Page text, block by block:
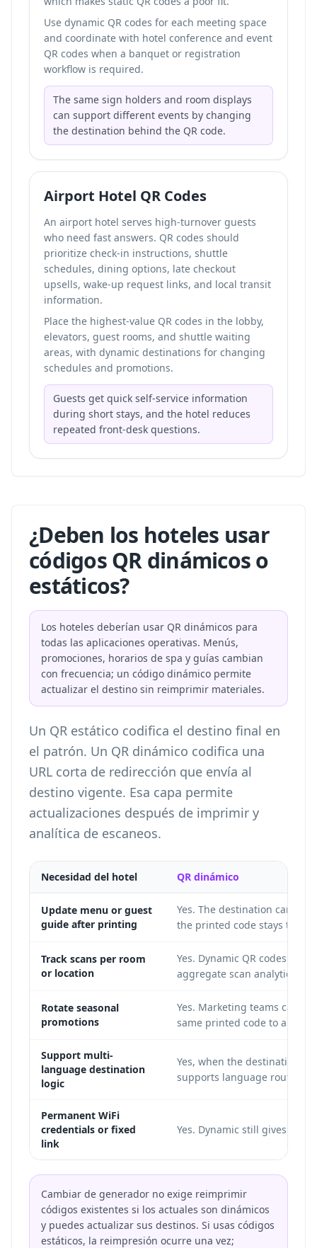
Use dynamic QR codes for each meeting space
and coordinate with hotel conference and event
QR codes when a banquet or registration
workflow is required.
The same sign holders and room displays
can support different events by changing
the destination behind the QR code.
Airport Hotel QR Codes
An airport hotel serves high-turnover guests
who need fast answers. QR codes should
prioritize check-in instructions, shuttle
schedules, dining options, late checkout
upsells, wake-up request links, and local transit
information.
Place the highest-value QR codes in the lobby,
elevators, guest rooms, and shuttle waiting
areas, with dynamic destinations for changing
schedules and promotions.
Guests get quick self-service information
during short stays, and the hotel reduces
repeated front-desk questions.
¿Deben los hoteles usar
códigos QR dinámicos o
estáticos?
Los hoteles deberían usar QR dinámicos para
todas las aplicaciones operativas. Menús,
promociones, horarios de spa y guías cambian
con frecuencia; un código dinámico permite
actualizar el destino sin reimprimir materiales.
Un QR estático codifica el destino final en
el patrón. Un QR dinámico codifica una
URL corta de redirección que envía al
destino vigente. Esa capa permite
actualizaciones después de imprimir y
analítica de escaneos.
Necesidad del hotel QR dinámico
Update menu or guest
guide after printing
Yes. The destination can
the printed code stays the
Track scans per room
or location
Yes. Dynamic QR codes can
aggregate scan analytics.
Rotate seasonal
promotions
Yes. Marketing teams can
same printed code to a
Support multi-
language destination
logic
Yes, when the destination
supports language routing.
Permanent WiFi
credentials or fixed
link
Yes. Dynamic still gives
Cambiar de generador no exige reimprimir
códigos existentes si los actuales son dinámicos
y puedes actualizar sus destinos. Si usas códigos
estáticos, la reimpresión ocurre una vez;